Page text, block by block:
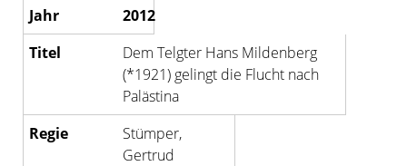
2012
Dem Telgter Hans Mildenberg
(*1921) gelingt die Flucht nach
Palästina
Stümper,
Gertrud